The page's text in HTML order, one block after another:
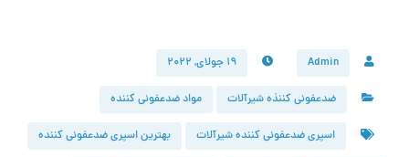
Admin ۱۹ جولای, ۲۰۲۲
ضدعفونی کننذه شیرآلات مواد ضدعفونی کننده
اسپری ضدعفونی کننده شیرآلات بهترین اسپری ضدعفونی کننده